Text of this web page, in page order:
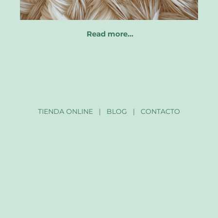
Read more…
TIENDA ONLINE| BLOG | CONTACTO